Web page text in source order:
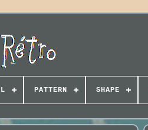
PATTERN SHAPE